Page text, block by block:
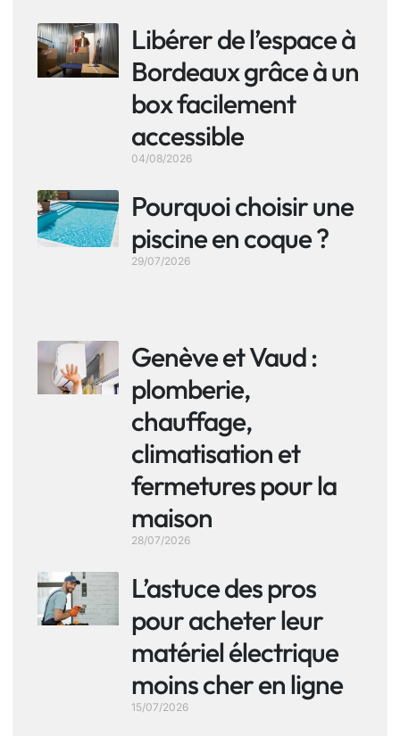
Libérer de l’espace à
Bordeaux grâce à un
box facilement
accessible
04/08/2026
Pourquoi choisir une
piscine en coque ?
29/07/2026
Genève et Vaud :
plomberie,
chauffage,
climatisation et
fermetures pour la
maison
28/07/2026
L’astuce des pros
pour acheter leur
matériel électrique
moins cher en ligne
15/07/2026